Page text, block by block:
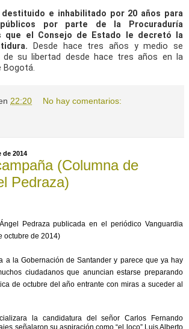
destituido e inhabilitado por 20 años para
por parte de la Procuraduría
que el Consejo de Estado le decretó la
Desde hace tres años y medio se
de su libertad desde hace tres años en la
Bogotá.
22:20 No hay comentarios:
de 2014
(Columna de
Pedraza)
Pedraza publicada en el periódico Vanguardia
octubre de 2014)
a la Gobernación de Santander y parece que ya hay
ciudadanos que anuncian estarse preparando
de octubre del año entrante con miras a suceder al
la candidatura del señor Carlos Fernando
señalaron su aspiración como “el loco” Luis Alberto